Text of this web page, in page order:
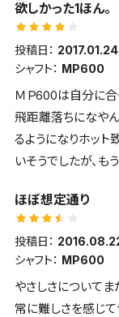
欲しかった1ほん。
投稿日： 2017.01.24
シャフト： MP600
ＭＰ600は自分に合
飛距離落ちになや
るようになりホット
いそうでしたが、も
ほぼ想定通り
投稿日：
シャフト： MP600
やさしさについて
常に難しさを感じて